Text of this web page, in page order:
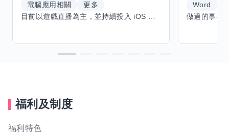
電腦應用相關
更多
Word
福利及制度
福利特色